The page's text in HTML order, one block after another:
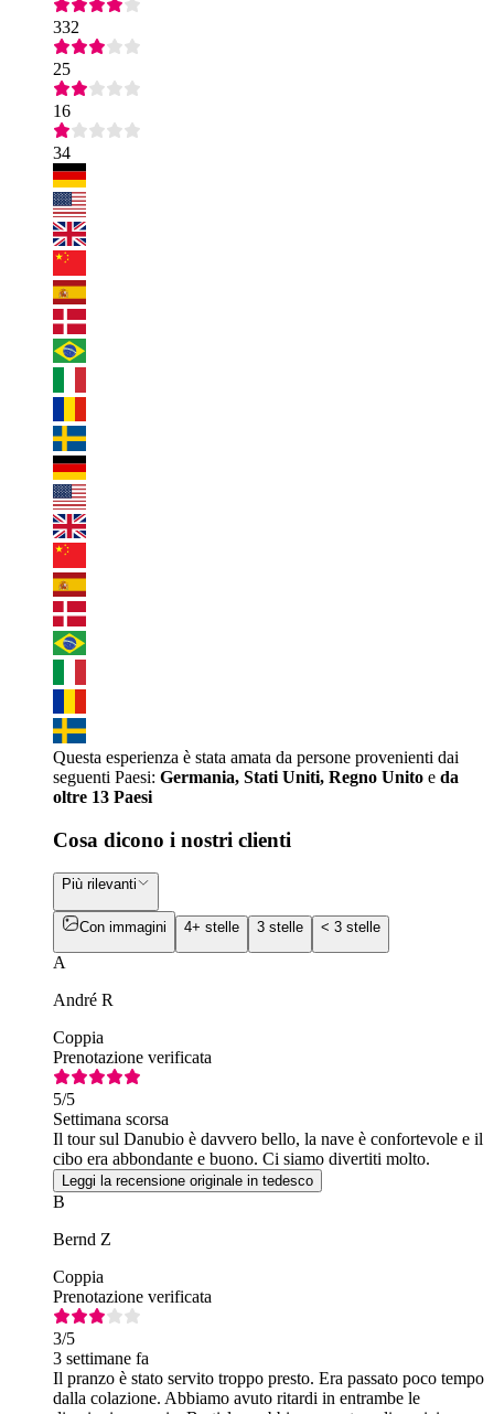
332
25
16
34
Questa esperienza è stata amata da persone provenienti dai
seguenti Paesi: Germania, Stati Uniti, Regno Unito e da
oltre 13 Paesi
Cosa dicono i nostri clienti
Più rilevanti
Con immagini 4+ stelle 3 stelle < 3 stelle
A
André R
Coppia
Prenotazione verificata
5/5
Settimana scorsa
Il tour sul Danubio è davvero bello, la nave è confortevole e il
cibo era abbondante e buono. Ci siamo divertiti molto.
Leggi la recensione originale in tedesco
B
Bernd Z
Coppia
Prenotazione verificata
3/5
3 settimane fa
Il pranzo è stato servito troppo presto. Era passato poco tempo
dalla colazione. Abbiamo avuto ritardi in entrambe le